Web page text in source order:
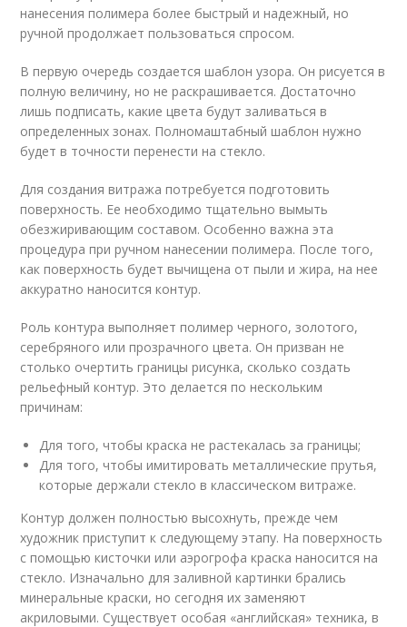
нанесения полимера более быстрый и надежный, но
ручной продолжает пользоваться спросом.
В первую очередь создается шаблон узора. Он рисуется в
полную величину, но не раскрашивается. Достаточно
лишь подписать, какие цвета будут заливаться в
определенных зонах. Полномаштабный шаблон нужно
будет в точности перенести на стекло.
Для создания витража потребуется подготовить
поверхность. Ее необходимо тщательно вымыть
обезжиривающим составом. Особенно важна эта
процедура при ручном нанесении полимера. После того,
как поверхность будет вычищена от пыли и жира, на нее
аккуратно наносится контур.
Роль контура выполняет полимер черного, золотого,
серебряного или прозрачного цвета. Он призван не
столько очертить границы рисунка, сколько создать
рельефный контур. Это делается по нескольким
причинам:
Для того, чтобы краска не растекалась за границы;
Для того, чтобы имитировать металлические прутья,
которые держали стекло в классическом витраже.
Контур должен полностью высохнуть, прежде чем
художник приступит к следующему этапу. На поверхность
с помощью кисточки или аэрогрофа краска наносится на
стекло. Изначально для заливной картинки брались
минеральные краски, но сегодня их заменяют
акриловыми. Существует особая «английская» техника, в